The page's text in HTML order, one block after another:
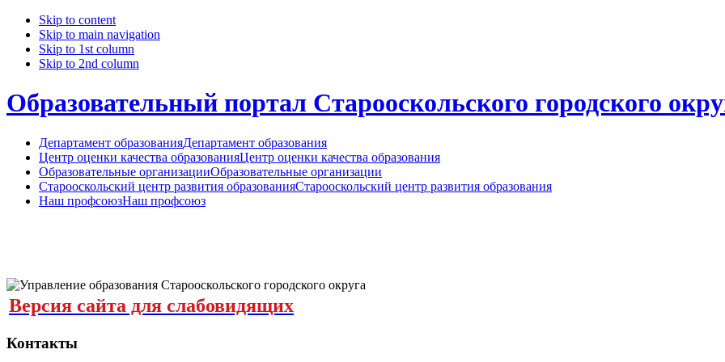
Skip to content
Skip to main navigation
Skip to 1st column
Skip to 2nd column
Образовательный портал Старооскольского городского
Департамент образованияДепартамент образования
Центр оценки качества образованияЦентр оценки качества образования
Образовательные организацииОбразовательные организации
Старооскольский центр развития образованияСтарооскольский центр развития образования
Наш профсоюзНаш профсоюз
Версия сайта для слабовидящих
Контакты